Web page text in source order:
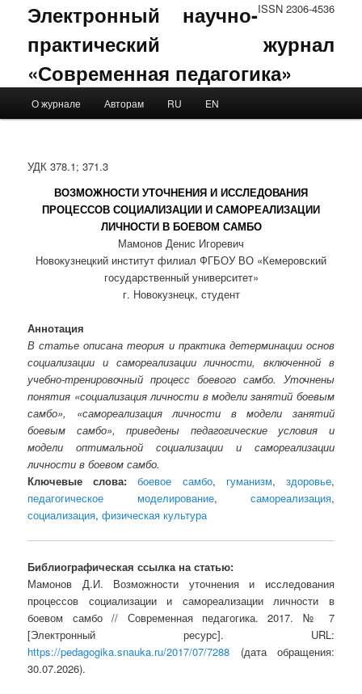
ISSN 2306-4536
Электронный научно-
практический журнал
«Современная педагогика»
Skip to primary content
Skip to secondary content
О журнале Авторам RU EN
УДК 378.1; 371.3
ВОЗМОЖНОСТИ УТОЧНЕНИЯ И ИССЛЕДОВАНИЯ
ПРОЦЕССОВ СОЦИАЛИЗАЦИИ И САМОРЕАЛИЗАЦИИ
ЛИЧНОСТИ В БОЕВОМ САМБО
Мамонов Денис Игоревич
Новокузнецкий институт филиал ФГБОУ ВО «Кемеровский
государственный университет»
г. Новокузнецк, студент
Аннотация
В статье описана теория и практика детерминации основ
социализации и самореализации личности, включенной в
учебно-тренировочный процесс боевого самбо. Уточнены
понятия «социализация личности в модели занятий боевым
самбо», «самореализация личности в модели занятий
боевым самбо», приведены педагогические условия и
модели оптимальной социализации и самореализации
личности в боевом самбо.
Ключевые слова:
боевое самбо, гуманизм, здоровье,
педагогическое моделирование, самореализация,
социализация,физическая культура
Библиографическая ссылка на статью:
Мамонов Д.И. Возможности уточнения и исследования
процессов социализации и самореализации личности в
боевом самбо // Современная педагогика. 2017. № 7
[Электронный ресурс]. URL:
https://pedagogika.snauka.ru/2017/07/7288 (дата обращения:
30.07.2026).